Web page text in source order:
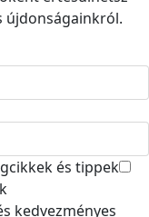
újdonságainkról.
és tippek
kedvezményes